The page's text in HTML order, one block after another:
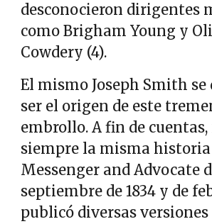
desconocieron dirigentes
como Brigham Young y
Cowdery (4).
El mismo Joseph Smith se
ser el origen de este
embrollo. A fin de
siempre la misma historia
Messenger and Advocate
septiembre de 1834 y de
publicó diversas versiones